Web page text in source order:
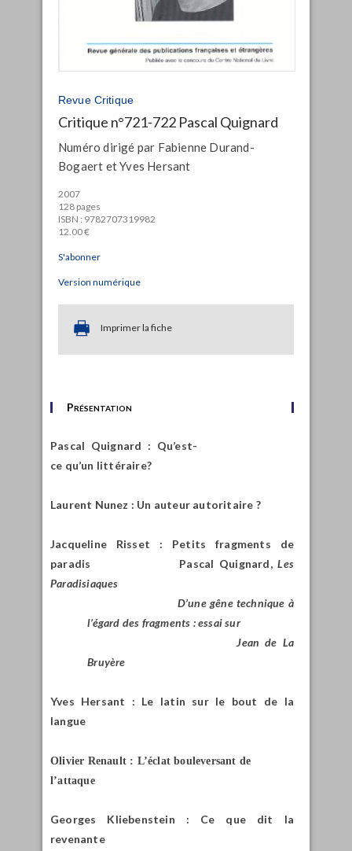
Revue Critique
Critique n°721-722 Pascal Quignard
Numéro dirigé par Fabienne Durand-
Bogaert et Yves Hersant
2007
128 pages
ISBN : 9782707319982
12.00 €
S'abonner
Version numérique
Imprimer la fiche
Présentation
Pascal Quignard : Qu’est-
ce qu’un littéraire?
Laurent Nunez : Un auteur autoritaire ?
Jacqueline Risset : Petits fragments de
paradis
Pascal Quignard,Les
Paradisiaques
D’une gêne technique à
l’égard des fragments : essai sur
Jean de La
Bruyère
Yves Hersant : Le latin sur le bout de la
langue
Olivier Renault : L’éclat bouleversant de
l’attaque
Georges Kliebenstein : Ce que dit la
revenante